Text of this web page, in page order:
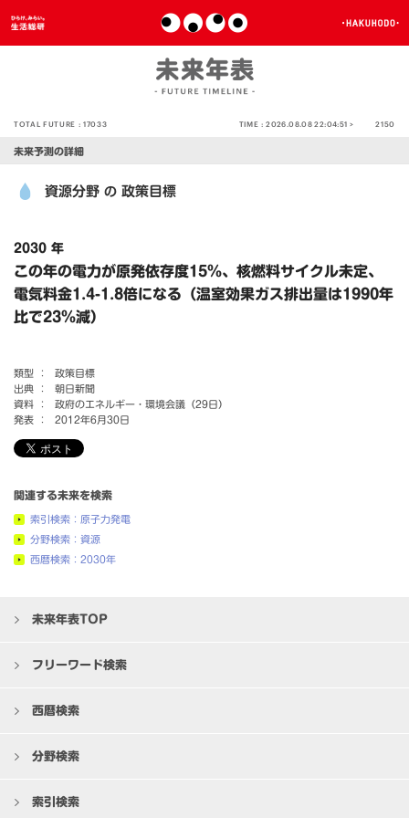
TOTAL FUTURE :17033 TIME :2026.08.08 22:04:51 > 2150
未来予測の詳細
資源分野 の 政策目標
2030 年
この年の電力が原発依存度15％、核燃料サイクル未定、
電気料金1.4-1.8倍になる（温室効果ガス排出量は1990年
比で23％減）
類型 ：
政策目標
出典 ：
朝日新聞
資料 ：
政府のエネルギー・環境会議（29日）
発表 ：
2012年6月30日
関連する未来を検索
索引検索：原子力発電
分野検索：資源
西暦検索：2030年
未来年表TOP
フリーワード検索
西暦検索
分野検索
索引検索